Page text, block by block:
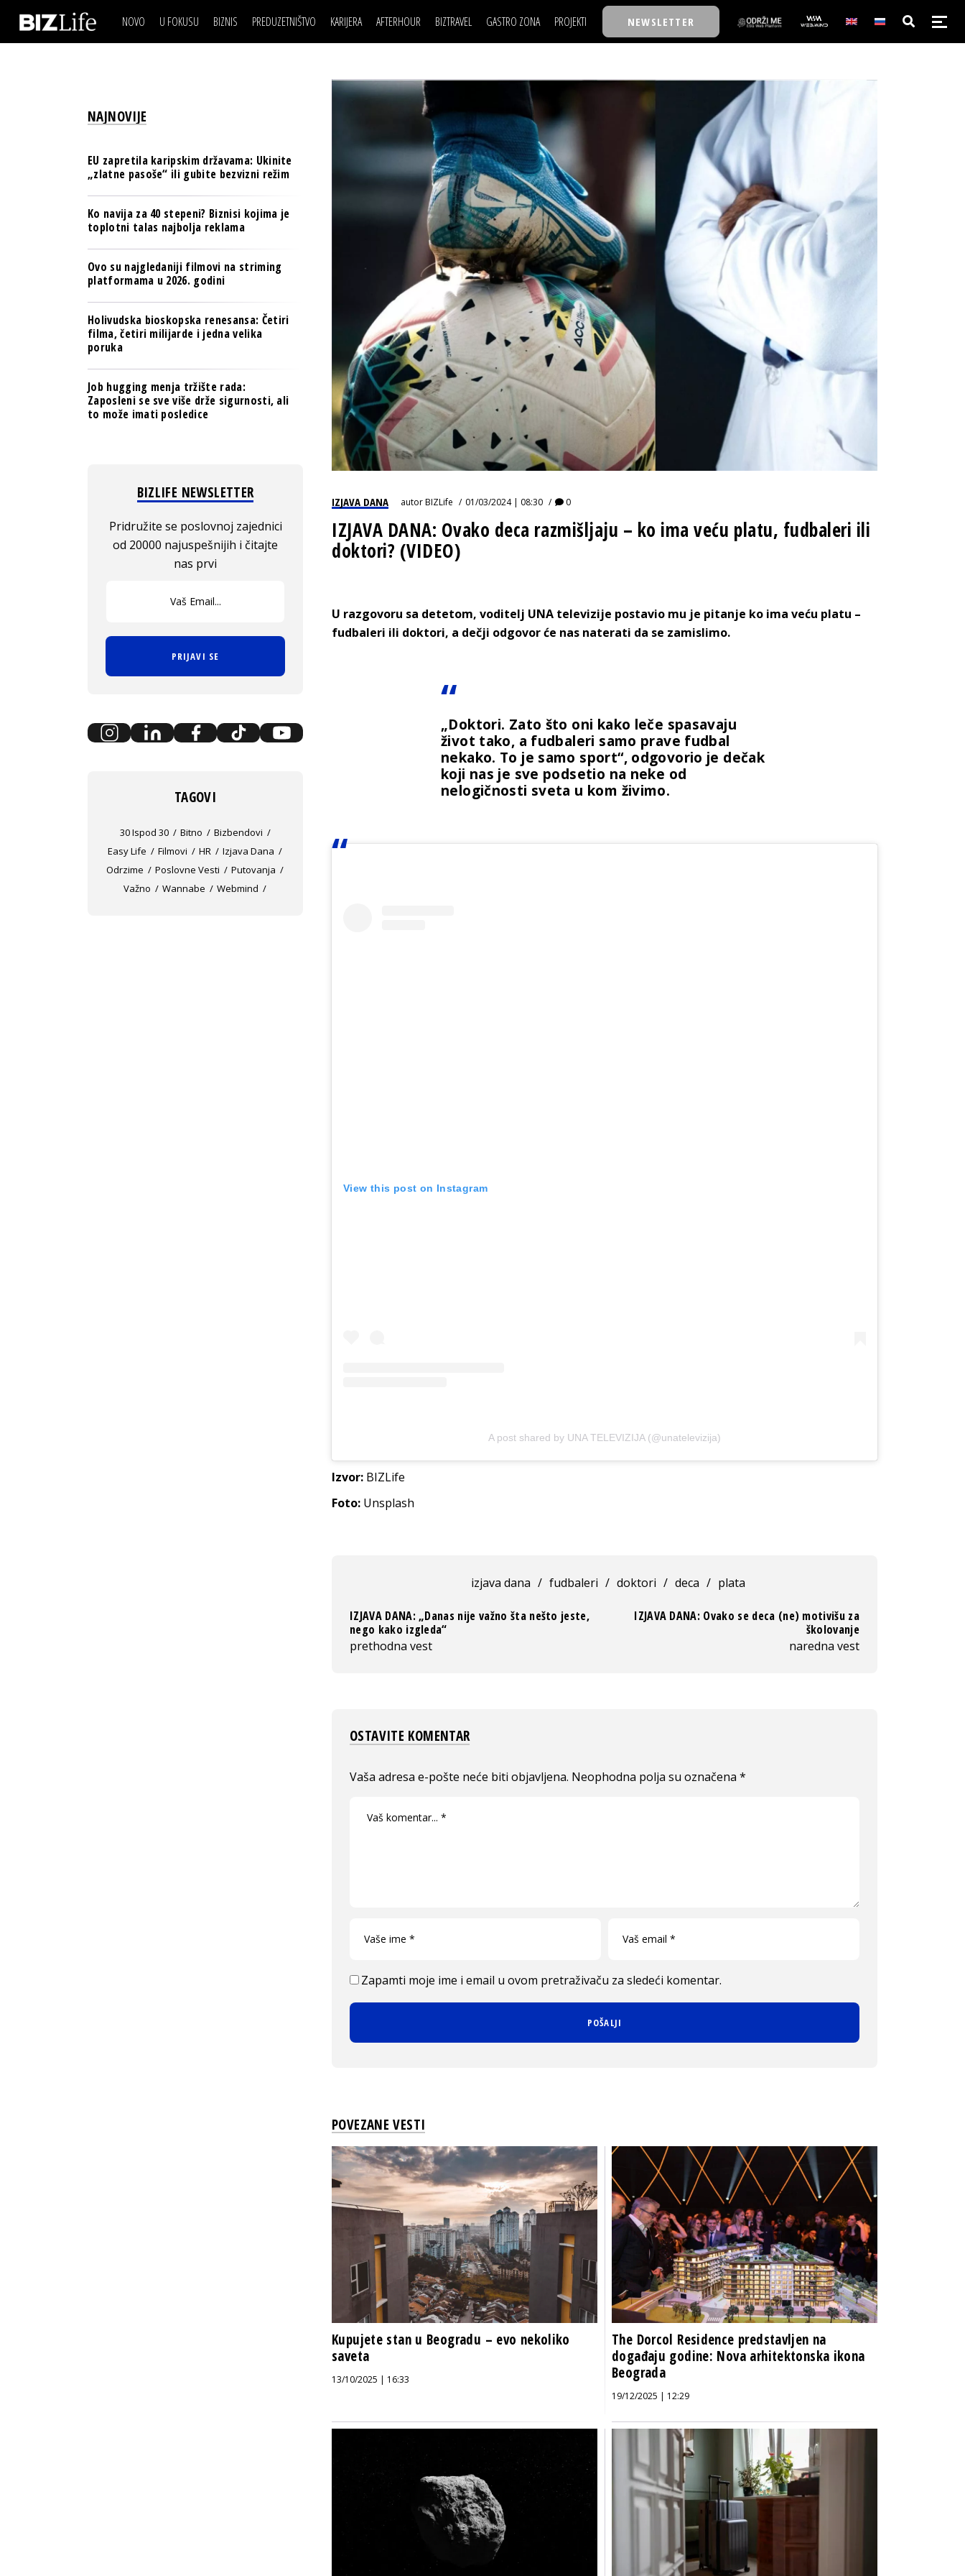
NOVO U FOKUSU BIZNIS
BANKE
OSIGURANJE
TECH I AI
BIZNIS & SPORT
PULS REGIONA
NOVO NA RAFU
PREDUZETNIŠTVO KARIJERA
LJUDI (HR)
USAVRŠAVANJE
KNOW-HOW
AFTERHOUR
KNJIGE
AUTO SVET
STIL
WELLBEING
BIZTRAVEL GASTRO ZONA PROJEKTI
30 ISPOD 30
BACK TO OFFICE/SCHOOL
BIZBENDOVI
BIZKOLEGIJUM
BMW BIZNIS LIGA
BIZLIFE WEEK
IZJAVA GODINE
NEWSLETTER
IZJAVA DANABIZNIS SCENA
BREND I KOMUNIKACIJE
OSIGURANJE
TECH I AI
PULS REGIONA
POSAO
MOJ UGAO
USAVRŠAVANJE
FILM I SCENA
AUTO SVET
STIL
WELLBEING
NAJKOLEGA
30 ISPOD 30
BIZBENDOVI
BIZKOLEGIJUM
BMW BIZNIS LIGA
BIZLIFE WEEK
IZJAVA GODINE
IZJAVA DANA autorBIZLife 01/03/2024 | 08:30 0
IZJAVA DANA: Ovako deca razmišljaju – ko ima veću platu, fudbaleri ili
doktori? (VIDEO)
U razgovoru sa detetom, voditelj UNA televizije postavio mu je pitanje ko ima veću platu –
fudbaleri ili doktori, a dečji odgovor će nas naterati da se zamislimo.
„Doktori. Zato što oni kako leče spasavaju
život tako, a fudbaleri samo prave fudbal
nekako. To je samo sport“, odgovorio je dečak
koji nas je sve podsetio na neke od
nelogičnosti sveta u kom živimo.
View this post on Instagram
A post shared by UNA TELEVIZIJA (@unatelevizija)
Izvor: BIZLife
Foto: Unsplash
izjava dana / fudbaleri / doktori / deca / plata
IZJAVA DANA: „Danas nije važno šta nešto jeste,
nego kako izgleda“
prethodna vest
IZJAVA DANA: Ovako se deca (ne) motivišu za
školovanje
naredna vest
OSTAVITE KOMENTAR
Vaša adresa e-pošte neće biti objavljena. Neophodna polja su označena *
Zapamti moje ime i email u ovom pretraživaču za sledeći komentar.
POVEZANE VESTI
Kupujete stan u Beogradu – evo nekoliko
saveta
13/10/2025 | 16:33
The Dorcol Residence predstavljen na
događaju godine: Nova arhitektonska ikona
Beograda
19/12/2025 | 12:29
NAJNOVIJE
EU zapretila karipskim državama: Ukinite
„zlatne pasoše“ ili gubite bezvizni režim
Ko navija za 40 stepeni? Biznisi kojima je
toplotni talas najbolja reklama
Ovo su najgledaniji filmovi na striming
platformama u 2026. godini
Holivudska bioskopska renesansa: Četiri
filma, četiri milijarde i jedna velika
poruka
Job hugging menja tržište rada:
Zaposleni se sve više drže sigurnosti, ali
to može imati posledice
BIZLIFE NEWSLETTER
Pridružite se poslovnoj zajednici
od 20000 najuspešnijih i čitajte
nas prvi
PRIJAVI SE
TAGOVI
30 Ispod 30 Bitno
Bizbendovi
Easy Life
Filmovi HR
Izjava Dana
Odrzime
Poslovne Vesti
Putovanja
Važno
Wannabe Webmind